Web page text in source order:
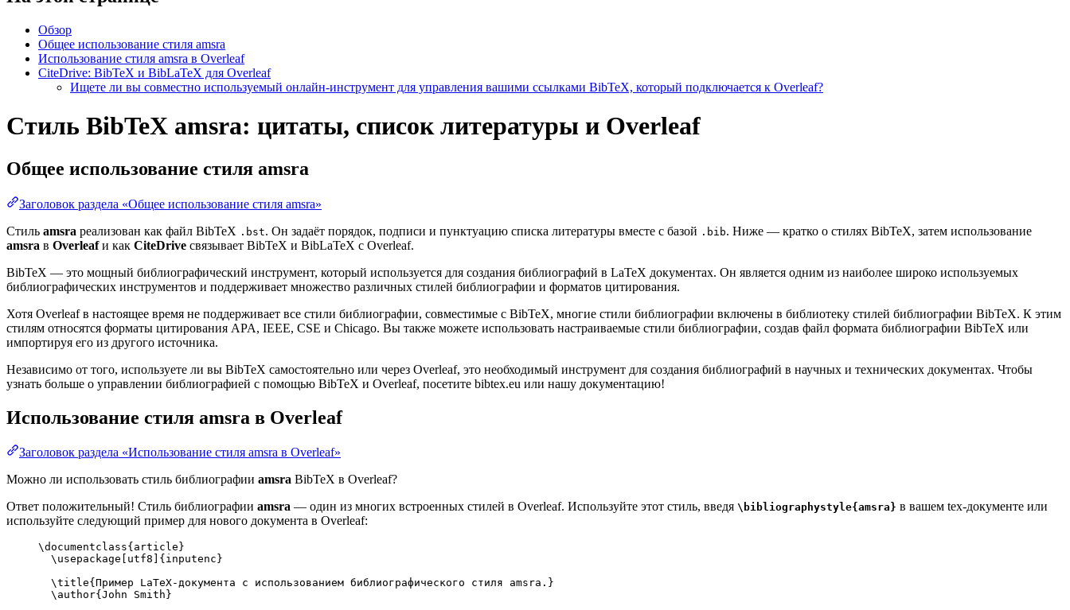
Обзор
Общее использование стиля amsra
Использование стиля amsra в Overleaf
CiteDrive: BibTeX и BibLaTeX для Overleaf
Ищете ли вы совместно используемый онлайн-инструмент для управления вашими ссылками BibTeX, который подключается к Overleaf?
Стиль BibTeX amsra: цитаты, список литературы и Overleaf
Общее использование стиля amsra
Заголовок раздела «Общее использование стиля amsra»
Стиль amsra реализован как файл BibTeX .bst. Он задаёт порядок, подписи и пунктуацию списка литературы вместе с базой .bib. Ниже — кратко о стилях BibTeX, затем использование
amsra в Overleafи как CiteDrive связывает BibTeX и BibLaTeX с Overleaf.
BibTeX — это мощный библиографический инструмент, который используется для создания библиографий в LaTeX документах. Он является одним из наиболее широко используемых
библиографических инструментов и поддерживает множество различных стилей библиографии и форматов цитирования.
Хотя Overleaf в настоящее время не поддерживает все стили библиографии, совместимые с BibTeX, многие стили библиографии включены в библиотеку стилей библиографии BibTeX. К этим
стилям относятся форматы цитирования APA, IEEE, CSE и Chicago. Вы также можете использовать настраиваемые стили библиографии, создав файл формата библиографии BibTeX или
импортируя его из другого источника.
Независимо от того, используете ли вы BibTeX самостоятельно или через Overleaf, это необходимый инструмент для создания библиографий в научных и технических документах. Чтобы
узнать больше о управлении библиографией с помощью BibTeX и Overleaf, посетите bibtex.eu или нашу документацию!
Использование стиля amsra в Overleaf
Заголовок раздела «Использование стиля amsra в Overleaf»
Можно ли использовать стиль библиографии amsra BibTeX в Overleaf?
Ответ положительный! Стиль библиографии amsra — один из многих встроенных стилей в Overleaf. Используйте этот стиль, введя \bibliographystyle{amsra} в вашем tex-документе или
используйте следующий пример для нового документа в Overleaf:
\documentclass{ article }
\usepackage
utf8 ]{ inputenc }
\title{Пример LaTeX-документа с использованием библиографического стиля amsra.}
\author{John Smith}